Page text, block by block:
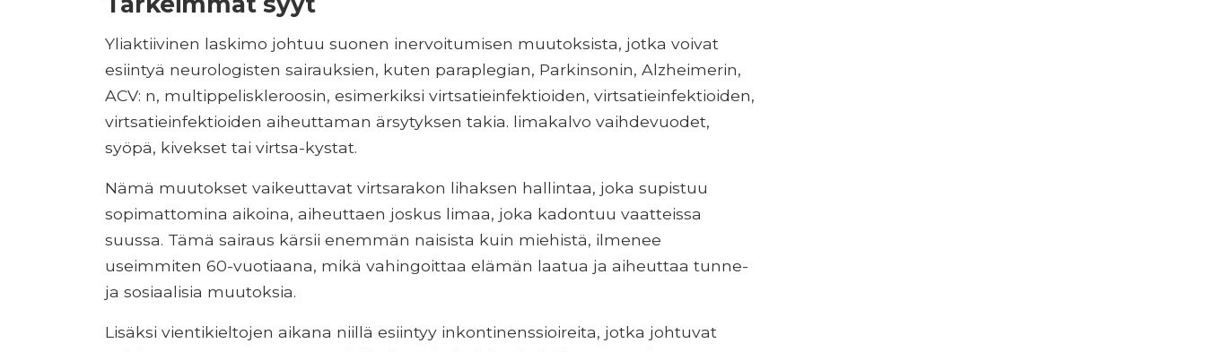
Yliaktiivinen laskimo johtuu suonen inervoitumisen muutoksista, jotka voivat
esiintyä neurologisten sairauksien, kuten paraplegian, Parkinsonin, Alzheimerin,
ACV: n, multippeliskleroosin, esimerkiksi virtsatieinfektioiden, virtsatieinfektioiden,
virtsatieinfektioiden aiheuttaman ärsytyksen takia. limakalvo vaihdevuodet,
syöpä, kivekset tai virtsa-kystat.
Nämä muutokset vaikeuttavat virtsarakon lihaksen hallintaa, joka supistuu
sopimattomina aikoina, aiheuttaen joskus limaa, joka kadontuu vaatteissa
suussa. Tämä sairaus kärsii enemmän naisista kuin miehistä, ilmenee
useimmiten 60-vuotiaana, mikä vahingoittaa elämän laatua ja aiheuttaa tunne-
ja sosiaalisia muutoksia.
Lisäksi vientikieltojen aikana niillä esiintyy inkontinenssioireita, jotka johtuvat